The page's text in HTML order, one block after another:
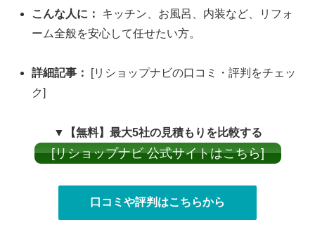
こんな人に：
キッチン、お風呂、内装など、リフォ
ーム全般を安心して任せたい方。
詳細記事：
[リショップナビの口コミ・評判をチェッ
ク]
▼【無料】最大5社の見積もりを比較する
[リショップナビ 公式サイトはこちら]
口コミや評判はこちらから